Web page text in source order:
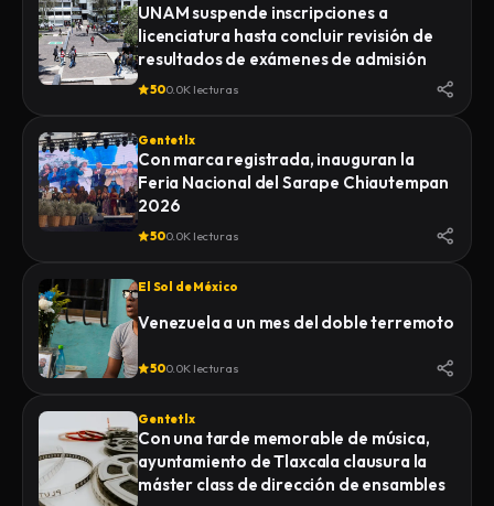
UNAM suspende inscripciones a
licenciatura hasta concluir revisión de
resultados de exámenes de admisión
500.0K lecturas
Gentetlx
Con marca registrada, inauguran la
Feria Nacional del Sarape Chiautempan
2026
500.0K lecturas
El Sol de México
Venezuela a un mes del doble terremoto
500.0K lecturas
Gentetlx
Con una tarde memorable de música,
ayuntamiento de Tlaxcala clausura la
máster class de dirección de ensambles